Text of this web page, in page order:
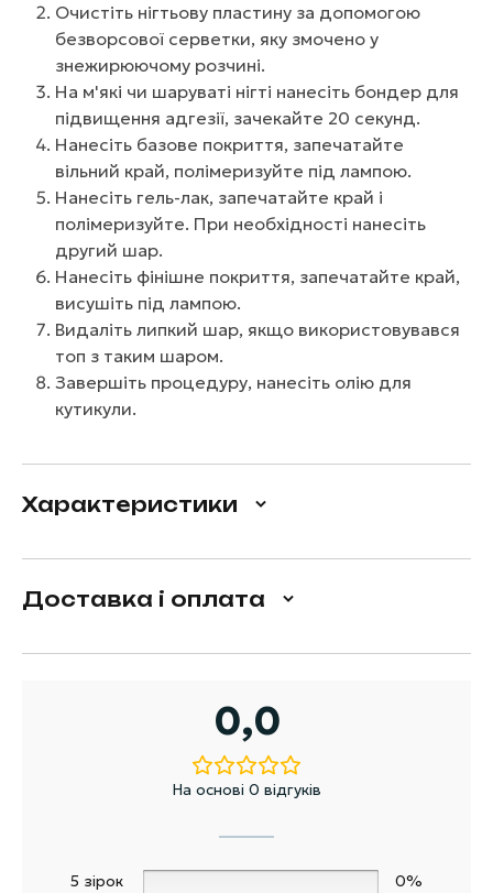
Очистіть нігтьову пластину за допомогою
безворсової серветки, яку змочено у
знежирюючому розчині.
На м'які чи шаруваті нігті нанесіть бондер для
підвищення адгезії, зачекайте 20 секунд.
Нанесіть базове покриття, запечатайте
вільний край, полімеризуйте під лампою.
Нанесіть гель-лак, запечатайте край і
полімеризуйте. При необхідності нанесіть
другий шар.
Нанесіть фінішне покриття, запечатайте край,
висушіть під лампою.
Видаліть липкий шар, якщо використовувався
топ з таким шаром.
Завершіть процедуру, нанесіть олію для
кутикули.
Характеристики
Доставка і оплата
0,0
На основі 0 відгуків
5 зірок 0%